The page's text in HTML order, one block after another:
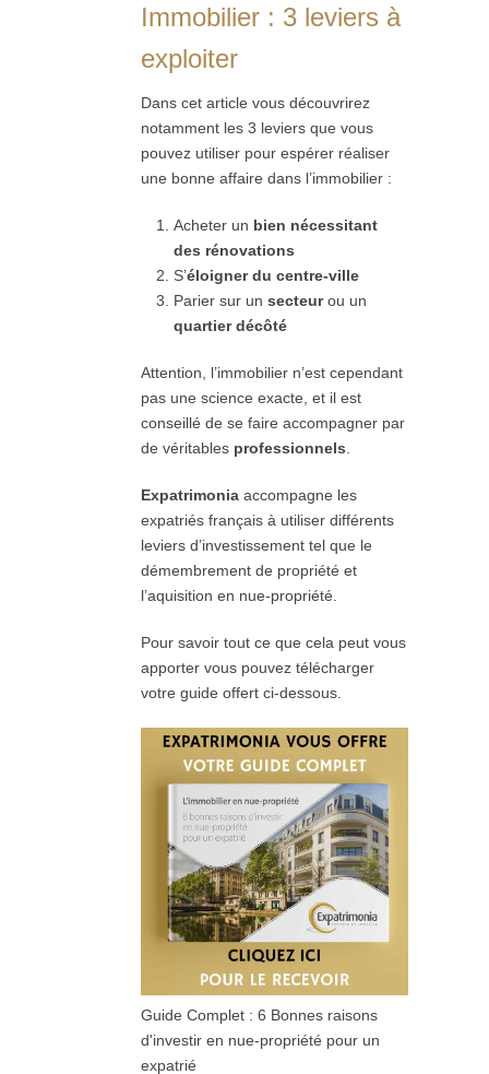
Immobilier : 3 leviers à
exploiter
Dans cet article vous découvrirez
notamment les 3 leviers que vous
pouvez utiliser pour espérer réaliser
une bonne affaire dans l’immobilier :
Acheter un bien nécessitant
des rénovations
S’éloigner du centre-ville
Parier sur un secteurou un
quartier décôté
Attention, l’immobilier n’est cependant
pas une science exacte, et il est
conseillé de se faire accompagner par
de véritables professionnels
Expatrimonia accompagne les
expatriés français à utiliser différents
leviers d’investissement tel que le
démembrement de propriété et
l’aquisition en nue-propriété.
Pour savoir tout ce que cela peut vous
apporter vous pouvez télécharger
votre guide offert ci-dessous.
Guide Complet : 6 Bonnes raisons
d'investir en nue-propriété pour un
expatrié